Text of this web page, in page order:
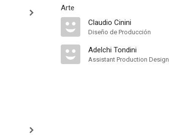
Arte
Claudio Cinini
Diseño de Producción
Adelchi Tondini
Assistant Production Design